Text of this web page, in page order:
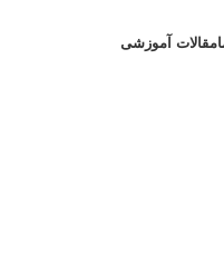
مقالات آموزشی